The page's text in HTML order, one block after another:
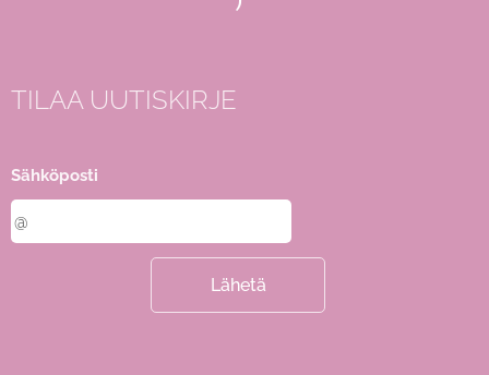
TILAA UUTISKIRJE
Sähköposti
Lähetä